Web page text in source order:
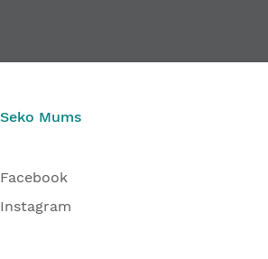
Seko Mums
Facebook
Instagram